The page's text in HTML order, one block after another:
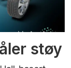
støy